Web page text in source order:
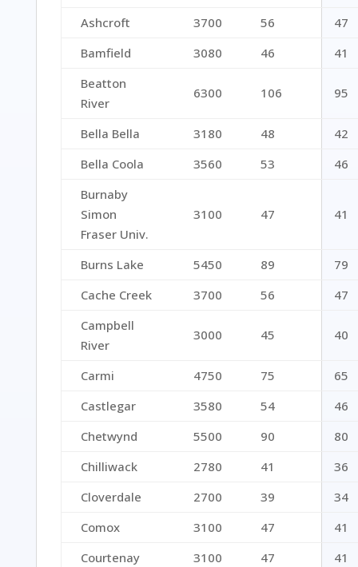
Ashcroft
3700 56
47
Bamfield
3080 46
41
Beatton
River
6300 106 95
Bella Bella 3180 48
42
Bella Coola
3560 53
46
Burnaby
Simon
Fraser Univ.
3100 47 41
Burns Lake 5450 89
79
Cache Creek
3700 56
47
Campbell
River
3000 45 40
Carmi 4750 75
65
Castlegar
3580 54
46
Chetwynd
5500 90
80
Chilliwack
2780 41
36
Cloverdale
2700 39
34
Comox
3100 47
41
Courtenay
3100 47
41